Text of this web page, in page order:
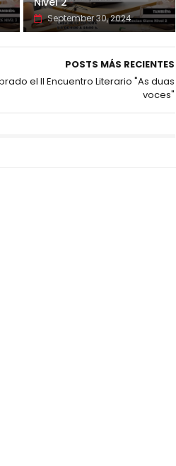
September 30, 2024
POSTS MÁS RECIENTES
el II Encuentro Literario "As duas
voces"